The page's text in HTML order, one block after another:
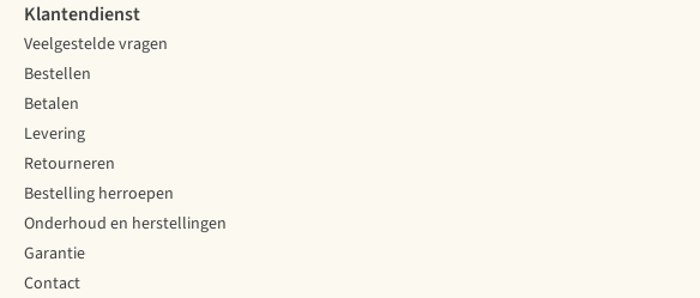
Klantendienst
Veelgestelde vragen
Bestellen
Betalen
Levering
Retourneren
Bestelling herroepen
Onderhoud en herstellingen
Garantie
Contact